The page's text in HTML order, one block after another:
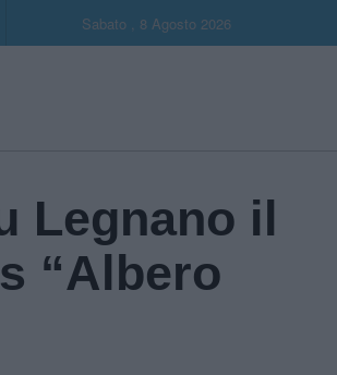
Sabato , 8 Agosto 2026
Legnano il
“Albero